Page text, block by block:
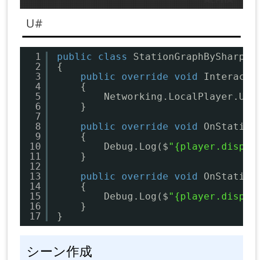
U#
1
2
3
4
5
6
7
8
9
10
11
12
13
14
15
16
17
public class
StationGraphBySharp :
{
public
override void
Interact()
{
}
public
override void
{
Debug.Log($
}
public
override void
{
Debug.Log($
}
}
シーン作成